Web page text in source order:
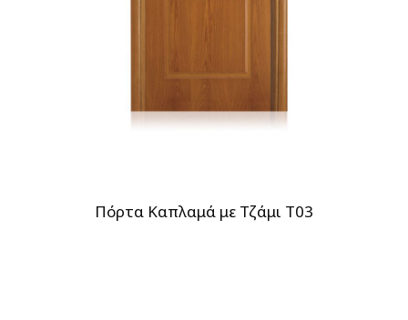
Πόρτα Καπλαμά με Τζάμι T03